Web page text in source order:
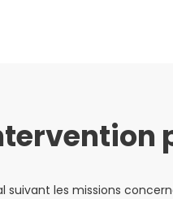
suivant les missions